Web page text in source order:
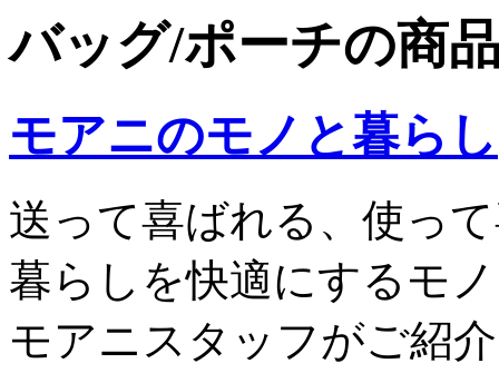
バッグ/ポーチの商
モアニのモノと暮らし
送って喜ばれる、使っ
暮らしを快適にするモ
モアニスタッフがご紹